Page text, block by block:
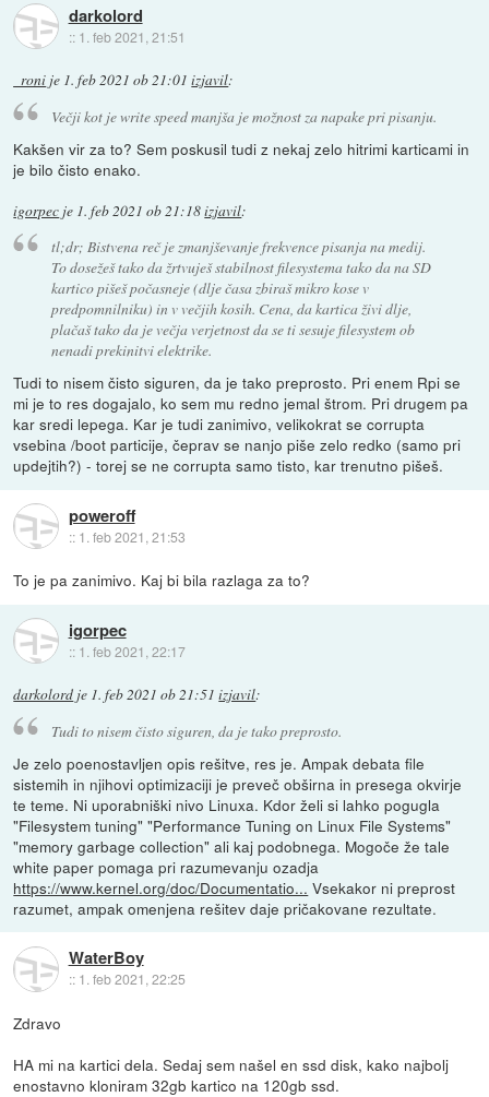
darkolord
:: 1. feb 2021, 21:51
_roni je 1. feb 2021 ob 21:01 izjavil:
Večji kot je write speed manjša je možnost za napake pri pisanju.
Kakšen vir za to? Sem poskusil tudi z nekaj zelo hitrimi karticami in
je bilo čisto enako.
igorpec je 1. feb 2021 ob 21:18izjavil:
tl;dr; Bistvena reč je zmanjševanje frekvence pisanja na medij.
To dosežeš tako da žrtvuješ stabilnost filesystema tako da na SD
kartico pišeš počasneje (dlje časa zbiraš mikro kose v
predpomnilniku) in v večjih kosih. Cena, da kartica živi dlje,
plačaš tako da je večja verjetnost da se ti sesuje filesystem ob
nenadi prekinitvi elektrike.
Tudi to nisem čisto siguren, da je tako preprosto. Pri enem Rpi se
mi je to res dogajalo, ko sem mu redno jemal štrom. Pri drugem pa
kar sredi lepega. Kar je tudi zanimivo, velikokrat se corrupta
vsebina /boot particije, čeprav se nanjo piše zelo redko (samo pri
updejtih?) - torej se ne corrupta samo tisto, kar trenutno pišeš.
poweroff
:: 1. feb 2021, 21:53
To je pa zanimivo. Kaj bi bila razlaga za to?
igorpec
:: 1. feb 2021, 22:17
darkolord je 1. feb 2021 ob 21:51 izjavil:
Tudi to nisem čisto siguren, da je tako preprosto.
Je zelo poenostavljen opis rešitve, res je. Ampak debata file
sistemih in njihovi optimizaciji je preveč obširna in presega okvirje
te teme. Ni uporabniški nivo Linuxa. Kdor želi si lahko pogugla
"Filesystem tuning" "Performance Tuning on Linux File Systems"
"memory garbage collection" ali kaj podobnega. Mogoče že tale
white paper pomaga pri razumevanju ozadja
https://www.kernel.org/doc/Documentatio... Vsekakor ni preprost
razumet, ampak omenjena rešitev daje pričakovane rezultate.
WaterBoy
:: 1. feb 2021, 22:25
Zdravo
HA mi na kartici dela. Sedaj sem našel en ssd disk, kako najbolj
enostavno kloniram 32gb kartico na 120gb ssd.